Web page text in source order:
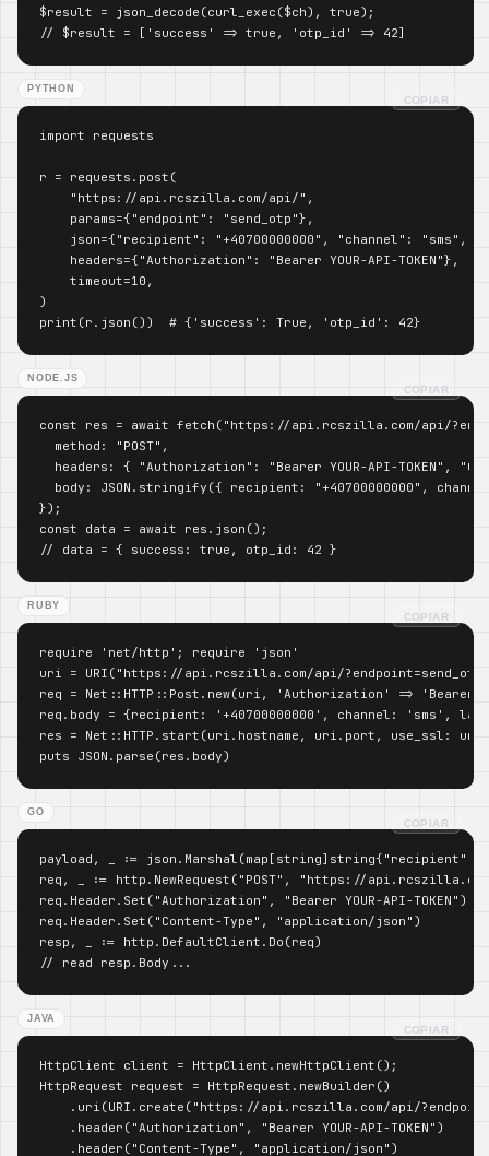
$result = json_decode(curl_exec($ch), true);
// $result = ['success' => true, 'otp_id' => 42]
PYTHON
import requests
r = requests.post(
    "https://api.rcszilla.com/api/",
    params={"endpoint": "send_otp"},
json={"recipient": "+40700000000", "channel": "sms",
    headers={"Authorization": "Bearer YOUR-API-TOKEN"},
    timeout=10,
)
print(r.json())  # {'success': True, 'otp_id': 42}
COPIAR
NODE.JS
const res = await fetch("https://api.rcszilla.com/api/
  method: "POST",
headers: { "Authorization": "Bearer YOUR-API-TOKEN",
body: JSON.stringify({ recipient: "+40700000000",
});
const data = await res.json();
// data = { success: true, otp_id: 42 }
COPIAR
RUBY
require 'net/http'; require 'json'
uri = URI("https://api.rcszilla.com/api/
req = Net::HTTP::Post.new(uri, 'Authorization' => 'Bearer
req.body = {recipient: '+40700000000', channel: 'sms',
res = Net::HTTP.start(uri.hostname, uri.port, use_ssl:
puts JSON.parse(res.body)
COPIAR
GO
payload, _ := json.Marshal(map[string]string{"recipient":
req, _ := http.NewRequest("POST", "https://
req.Header.Set("Authorization", "Bearer YOUR-API-TOKEN")
req.Header.Set("Content-Type", "application/json")
resp, _ := http.DefaultClient.Do(req)
// read resp.Body...
COPIAR
JAVA
HttpClient client = HttpClient.newHttpClient();
HttpRequest request = HttpRequest.newBuilder()
.uri(URI.create("https://api.rcszilla.com/api/
    .header("Authorization", "Bearer YOUR-API-TOKEN")
    .header("Content-Type", "application/json")
COPIAR